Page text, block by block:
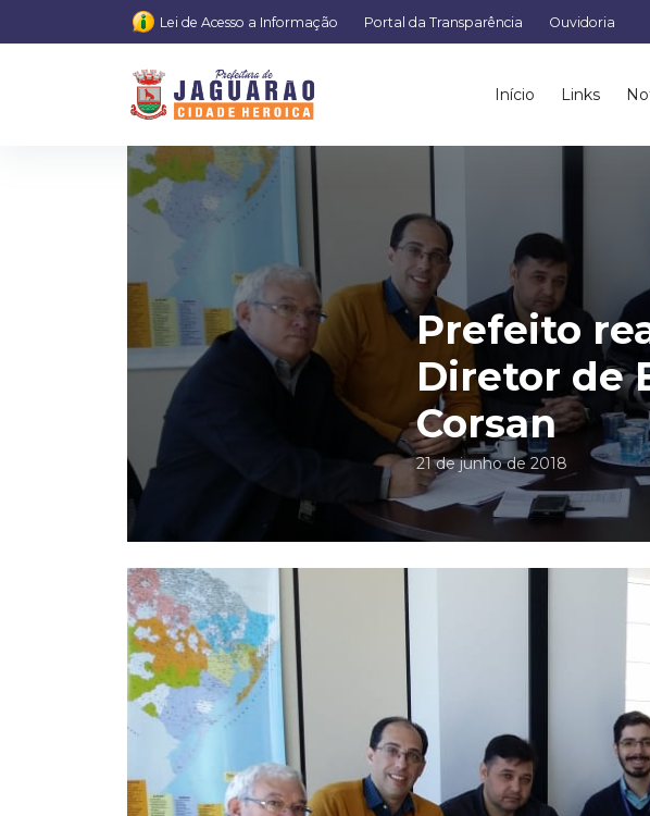
Lei de Acesso a Informação Portal da Transparência Ouvidoria
Início Links
Prefeito
Diretor de
Corsan
21 de junho de 2018